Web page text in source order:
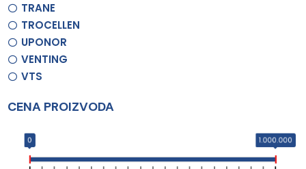
TRANE
TROCELLEN
UPONOR
VENTING
VTS
CENA PROIZVODA
0 1.000.000